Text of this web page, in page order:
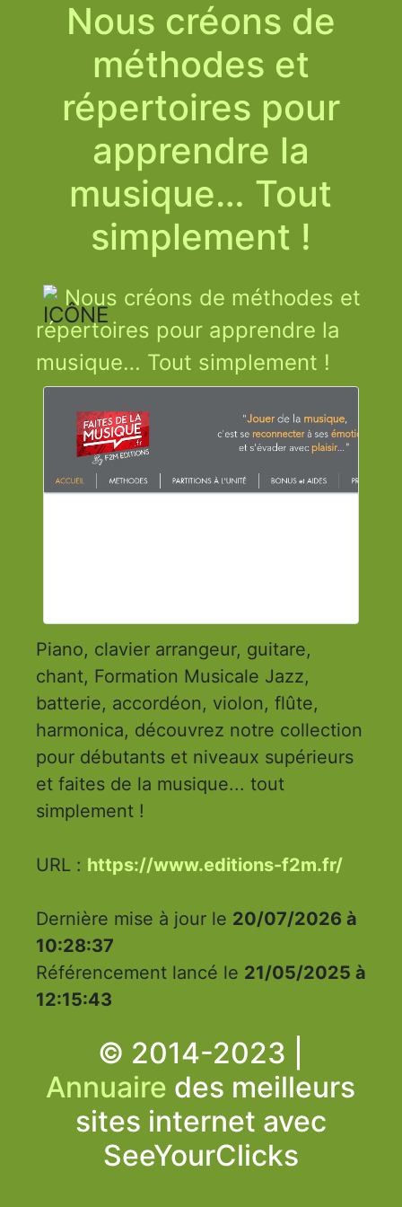
Nous créons de
méthodes et
répertoires pour
apprendre la
musique… Tout
simplement !
Nous créons de méthodes et
répertoires pour apprendre la
musique… Tout simplement !
Piano, clavier arrangeur, guitare,
chant, Formation Musicale Jazz,
batterie, accordéon, violon, flûte,
harmonica, découvrez notre collection
pour débutants et niveaux supérieurs
et faites de la musique... tout
simplement !
URL : https://www.editions-f2m.fr/
Dernière mise à jour le 20/07/2026 à
10:28:37
Référencement lancé le 21/05/2025 à
12:15:43
© 2014-2023 |
Annuaire des meilleurs
sites internet avec
SeeYourClicks